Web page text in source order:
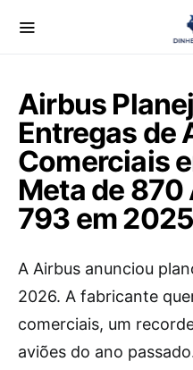
Airbus
Entregas de
Comerciais
Meta de
793 em 2025
A Airbus anunciou
2026. A fabricante
comerciais, um
aviões do ano